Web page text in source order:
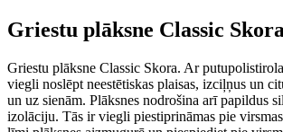
Griestu plāksne Classic
Griestu plāksne Classic Skora. Ar
viegli noslēpt neestētiskas plaisas, izciļņus un
un uz sienām. Plāksnes nodrošina arī papildus
izolāciju. Tās ir viegli piestiprināmas pie